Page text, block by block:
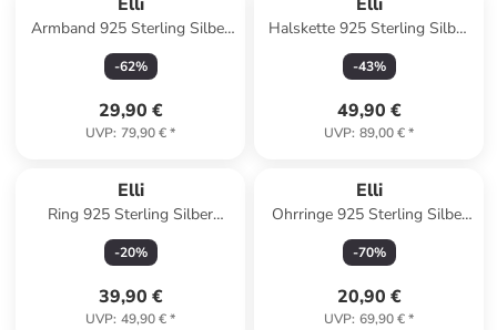
Armband 925 Sterling Silber
Schleife, Trachtenschmuck in
Rosegold
-62%
29,90 €
UVP: 79,90 €*
Halskette 925 Sterling Silber
Plättchen in Weiß
-43%
49,90 €
UVP: 89,00 €*
Elli
Ring 925 Sterling Silber
Verlobungsring in Silber
-20%
39,90 €
UVP: 49,90 €*
Elli
Ohrringe 925 Sterling Silber
in Silber
-70%
20,90 €
UVP: 69,90 €*